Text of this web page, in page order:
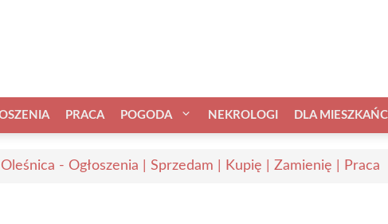
PRACA POGODA NEKROLOGI DLA
Oleśnica - Ogłoszenia | Sprzedam | Kupię | Zamienię | Praca